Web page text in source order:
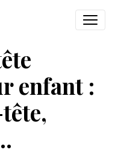
enfant :